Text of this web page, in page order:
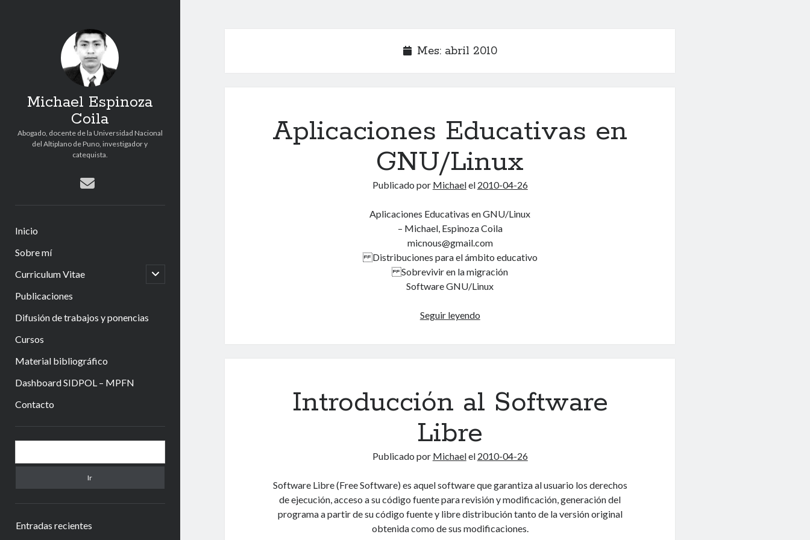
Michael Espinoza
Coila
Abogado, docente de la Universidad Nacional
del Altiplano de Puno, investigador y
catequista.
correo
Inicio
Sobre mí
Curriculum Vitae
abrir
menú
Publicaciones
Difusión de trabajos y ponencias
Cursos
Material bibliográfico
Dashboard SIDPOL – MPFN
Contacto
Barra
lateral
Entradas recientes
Mes: abril 2010
Aplicaciones Educativas en
GNU/Linux
Publicado por Michaelel 2010-04-26
Aplicaciones Educativas en GNU/Linux
– Michael, Espinoza Coila
micnous@gmail.com
Distribuciones para el ámbito educativo
Sobrevivir en la migración
Software GNU/Linux
Seguir leyendoAplicaciones
Introducción al Software
Libre
Publicado por Michaelel 2010-04-26
Software Libre (Free Software) es aquel software que garantiza al usuario los derechos
de ejecución, acceso a su código fuente para revisión y modificación, generación del
programa a partir de su código fuente y libre distribución tanto de la versión original
obtenida como de sus modificaciones.